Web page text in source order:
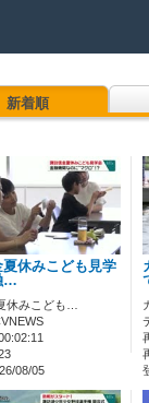
新着順
休みこども見学
…
休みこども…
08/05